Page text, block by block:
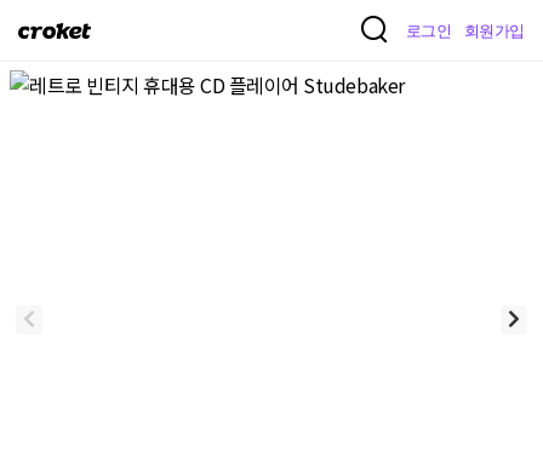
크
켓
로그인 회원가입